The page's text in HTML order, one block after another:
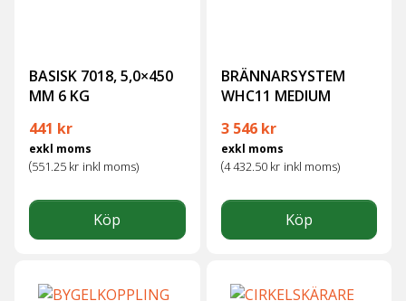
BASISK 7018, 5,0×450
MM 6 KG
441 kr
exkl moms
(551.25 kr inkl moms)
Köp
BRÄNNARSYSTEM
WHC11 MEDIUM
3 546 kr
exkl moms
(4 432.50 kr inkl moms)
Köp